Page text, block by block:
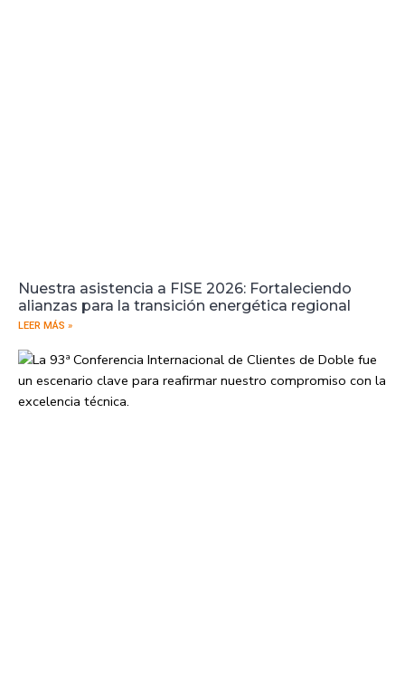
Nuestra asistencia a FISE 2026: Fortaleciendo
alianzas para la transición energética regional
LEER MÁS »